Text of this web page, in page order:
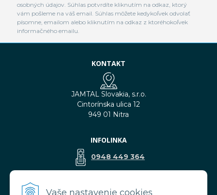
Vaše nastavenie cookies
osobných údajov. Súhlas potvrdíte kliknutím na odkaz, ktorý
vám pošleme na váš email. Súhlas môžete kedykoľvek odvolať
písomne, emailom alebo kliknutím na odkaz z ktoréhokoľvek
informačného emailu.
KONTAKT
JAMTAL Slovakia, s.r.o.
Cintorínska ulica 12
949 01 Nitra
INFOLINKA
0948 449 364